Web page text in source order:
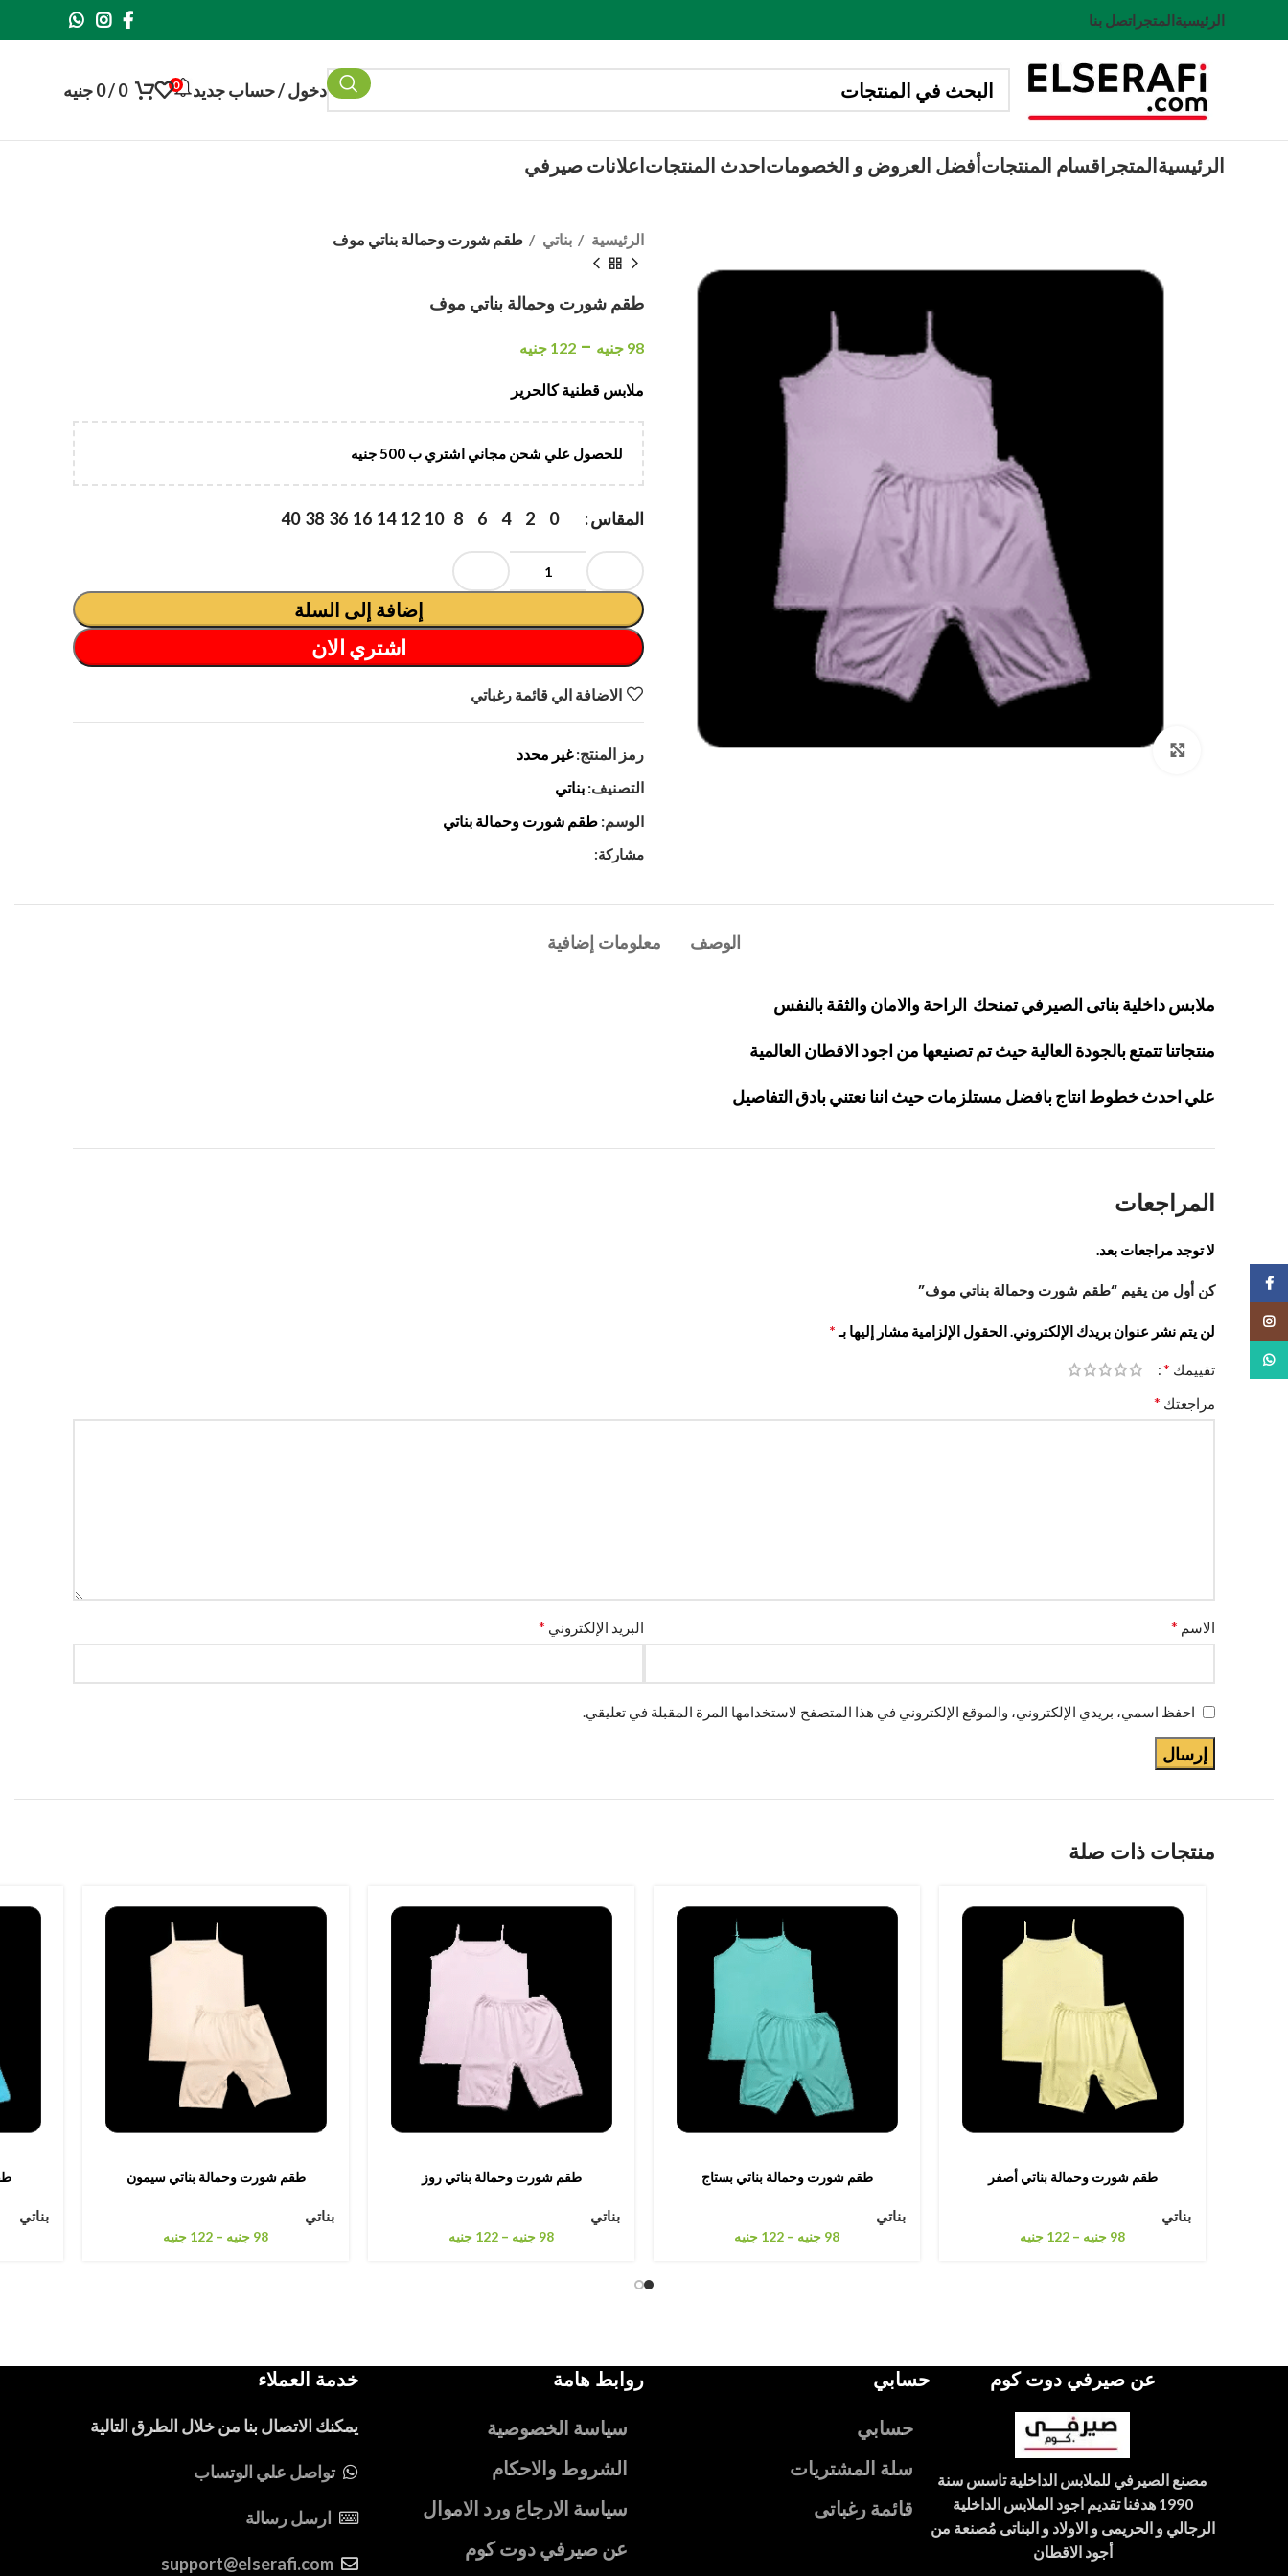
الرئيسيةالمتجر اتصل بنا
دخول / حساب جديد 0
0
/
0جنيه
الرئيسيةالمتجر اقسام المنتجاتأفضل العروض و الخصوماتاحدث المنتجاتاعلانات صيرفي
انقر هنا لتكبير الصورة
الرئيسية بناتي طقم شورت وحمالة بناتي موف
طقم شورت وحمالة بناتي موف
98 جنيه –
122 جنيه
ملابس قطنية كالحرير
للحصول علي شحن مجاني اشتري ب 500 جنيه
المقاس 0
2
4
6
8
10
12
14
16
36
38
40
إضافة إلى السلة
اشتري الان
الاضافة الي قائمة رغباتي
رمز المنتج:غير محدد
التصنيف: بناتي
الوسم: طقم شورت وحمالة بناتي
مشاركة:
الوصف معلومات إضافية
ملابس داخلية بناتى الصيرفي تمنحك الراحة والامان والثقة بالنفس
منتجاتنا تتمتع بالجودة العالية حيث تم تصنيعها من اجود الاقطان العالمية
علي احدث خطوط انتاج بافضل مستلزمات حيث اننا نعتني بادق التفاصيل
المراجعات
لا توجد مراجعات بعد.
كن أول من يقيم “طقم شورت وحمالة بناتي موف”
لن يتم نشر عنوان بريدك الإلكتروني.الحقول الإلزامية مشار إليها بـ*
تقييمك *
مراجعتك *
الاسم * البريد الإلكتروني *
احفظ اسمي، بريدي الإلكتروني، والموقع الإلكتروني في هذا المتصفح لاستخدامها المرة المقبلة في تعليقي.
منتجات ذات صلة
طقم شورت وحمالة بناتي أصفر
بناتي
98 جنيه –
122 جنيه
طقم شورت وحمالة بناتي بستاج
بناتي
98 جنيه –
122 جنيه
طقم شورت وحمالة بناتي روز
بناتي
98 جنيه –
122 جنيه
طقم شورت وحمالة بناتي سيمون
بناتي
98 جنيه –
122 جنيه
بناتي
عن صيرفي دوت كوم
مصنع الصيرفي للملابس الداخلية تاسس سنة
1990 هدفنا تقديم اجود الملابس الداخلية
الرجالي و الحريمى و الاولاد و البناتى مُصنعة من
أجود الاقطان
حسابي
حسابي
سلة المشتريات
قائمة رغباتى
روابط هامة
سياسة الخصوصية
الشروط والاحكام
سياسة الارجاع ورد الاموال
عن صيرفي دوت كوم
خدمة العملاء
يمكنك الاتصال بنا من خلال الطرق التالية
تواصل علي الوتساب
ارسل رسالة
support@elserafi.com
فيسبوك